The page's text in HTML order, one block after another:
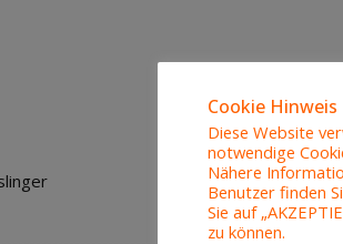
AL BROCCOLI
Cookie Hinweis
Diese Website
notwendige
Nähere
Benutzer finden
Sie auf
zu können.